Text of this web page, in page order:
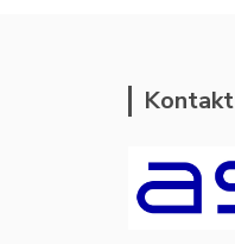
Kontakt